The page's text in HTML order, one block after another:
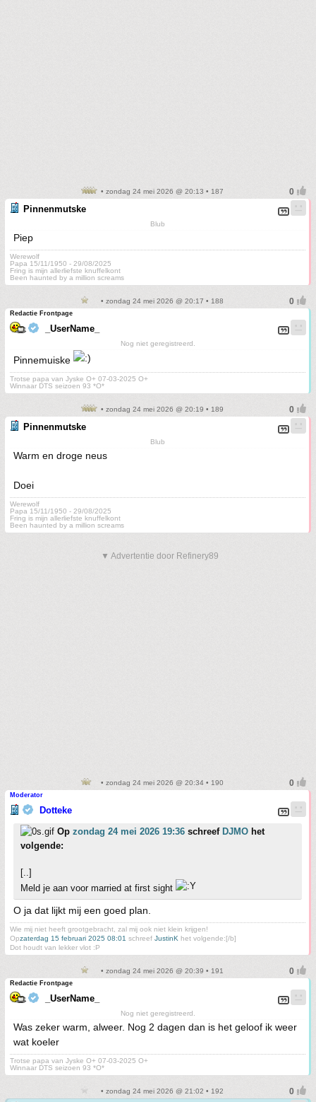
• zondag 24 mei 2026 @ 20:13 • 187
Pinnenmutske
Blub
Piep
Werewolf
Papa 15/11/1950 - 29/08/2025
Fring is mijn allerliefste knuffelkont
Been haunted by a million screams
• zondag 24 mei 2026 @ 20:17 • 188
Redactie Frontpage
_UserName_
Nog niet geregistreerd.
Pinnemuiske
Trotse papa van Jyske O+ 07-03-2025 O+
Winnaar DTS seizoen 93 *O*
• zondag 24 mei 2026 @ 20:19 • 189
Pinnenmutske
Blub
Warm en droge neus
Doei
Werewolf
Papa 15/11/1950 - 29/08/2025
Fring is mijn allerliefste knuffelkont
Been haunted by a million screams
▼ Advertentie door Refinery89
• zondag 24 mei 2026 @ 20:34 • 190
Moderator
Dotteke
Op zondag 24 mei 2026 19:36 schreef DJMO het
volgende:
[..]
Meld je aan voor married at first sight
O ja dat lijkt mij een goed plan.
Wie mij niet heeft grootgebracht, zal mij ook niet klein krijgen!
Opzaterdag 15 februari 2025 08:01 schreef JustinK het volgende:[/b]
Dot houdt van lekker vlot :P
• zondag 24 mei 2026 @ 20:39 • 191
Redactie Frontpage
_UserName_
Nog niet geregistreerd.
Was zeker warm, alweer. Nog 2 dagen dan is het geloof ik weer
wat koeler
Trotse papa van Jyske O+ 07-03-2025 O+
Winnaar DTS seizoen 93 *O*
• zondag 24 mei 2026 @ 21:02 • 192